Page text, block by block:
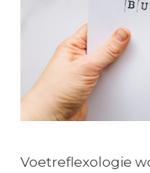
Voetreflexologie